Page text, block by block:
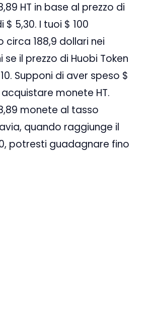
HT in base al prezzo di
$ 5,30. I tuoi $ 100
circa 188,9 dollari nei
se il prezzo di Huobi Token
Supponi di aver speso $
monete HT.
monete al tasso
quando raggiunge il
potresti guadagnare fino